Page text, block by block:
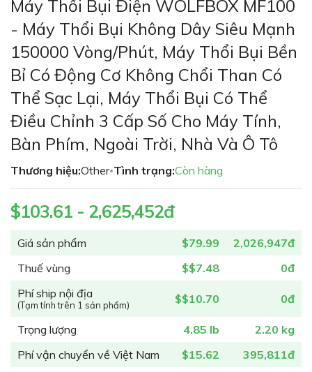
đến
phần
của
thư
hình
ảnh
Máy Thổi Bụi Điện WOLFBOX MF100
- Máy Thổi Bụi Không Dây Siêu Mạnh
150000 Vòng/phút, Máy Thổi Bụi Bền
Bỉ Có Động Cơ Không Chổi Than Có
Thể Sạc Lại, Máy Thổi Bụi Có Thể
Điều Chỉnh 3 Cấp Số Cho Máy Tính,
Bàn Phím, Ngoài Trời, Nhà Và Ô Tô
Thương hiệu:Other•Tình trạng:Còn hàng
Giá sản phẩm $79.99
2,026,947đ
Thuế vùng
$$7.48
0đ
Phí ship nội địa
(Tạm tính trên 1 sản phẩm) $$10.70 0đ
Trọng lượng 4.85 lb
2.20 kg
Phí vận chuyển về Việt Nam
$15.62
395,811đ
$103.61 - 2,625,452đ